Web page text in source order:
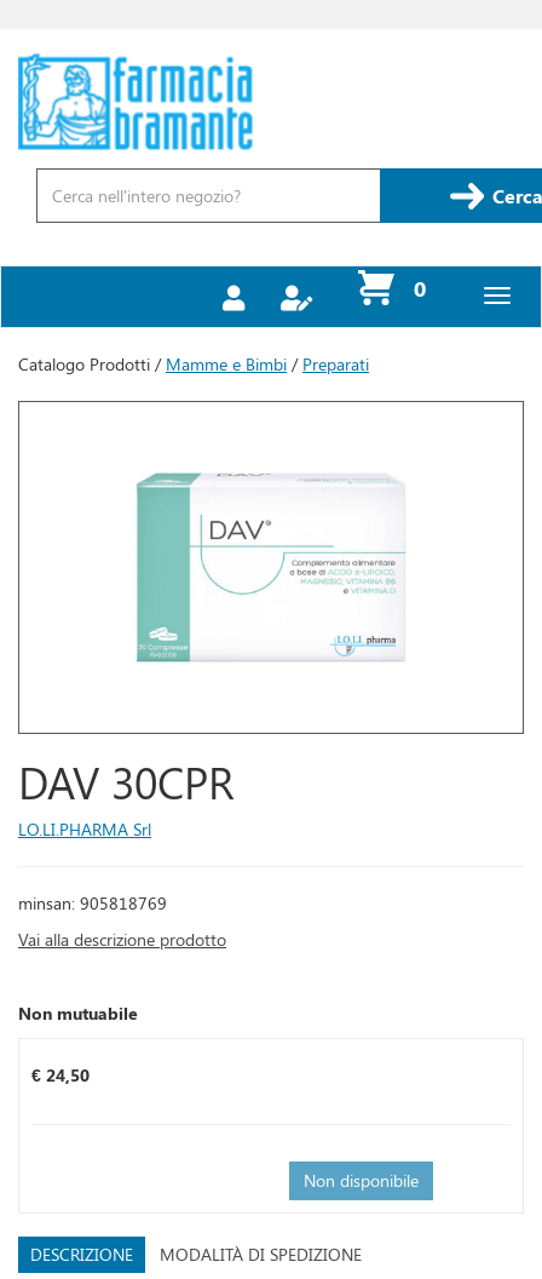
contenuto
principale
Farmacia
Bramante
Prodotto
0prodotti
inseriti
Catalogo Prodotti / Mamme e Bimbi / Preparati
DAV 30CPR
LO.LI.PHARMA Srl
minsan: 905818769
Vai alla descrizione prodotto
Non mutuabile
Prezzo
€ 24,50
Non disponibile
DESCRIZIONE
MODALITÀ DI SPEDIZIONE